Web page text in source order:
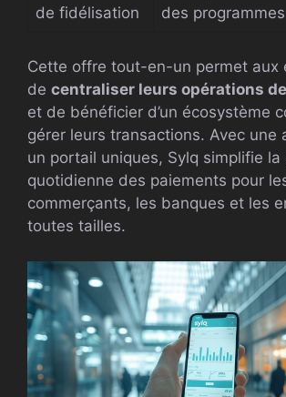
de fidélisation
des
Cette offre tout-en-un permet aux
de centraliser leurs opérations
et de bénéficier d’un écosystème
gérer leurs transactions. Avec une
un portail uniques, Sylq simplifie la
quotidienne des paiements pour
commerçants, les banques et les
toutes tailles.